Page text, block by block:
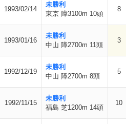
1993/02/14
未勝利
東京 障3100m 10頭
8
1993/01/16
未勝利
中山 障2700m 11頭
3
1992/12/19
未勝利
中山 障2700m 8頭
5
1992/11/15
未勝利
福島 芝1200m 14頭
10